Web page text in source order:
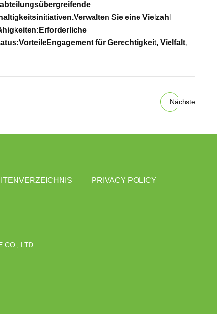
Verwalten Sie eine Vielzahl
Erforderliche
VorteileEngagement für Gerechtigkeit, Vielfalt,
Nächste
PRIVACY POLICY
CO., LTD.